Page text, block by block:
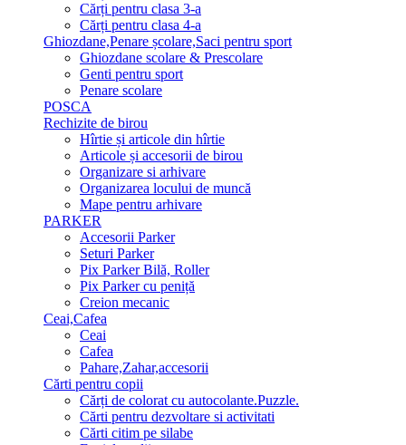
Cărți pentru clasa 3-a
Cărți pentru clasa 4-a
Ghiozdane,Penare școlare,Saci pentru sport
Ghiozdane scolare & Prescolare
Genti pentru sport
Penare scolare
POSCA
Rechizite de birou
Hîrtie și articole din hîrtie
Articole și accesorii de birou
Organizare si arhivare
Organizarea locului de muncă
Mape pentru arhivare
PARKER
Accesorii Parker
Seturi Parker
Pix Parker Bilă, Roller
Pix Parker cu peniță
Creion mecanic
Ceai,Cafea
Ceai
Cafea
Pahare,Zahar,accesorii
Cărti pentru copii
Cărți de colorat cu autocolante.Puzzle.
Сărti pentru dezvoltare si activitati
Cărti citim pe silabe